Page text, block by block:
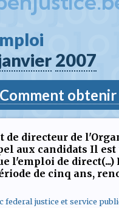
2007
Comment obtenir
de directeur de
aux candidats Il
l'emploi de
de cinq ans,
federal justice et service